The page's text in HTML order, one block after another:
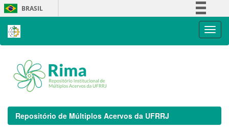
Skip
navigation
BRASIL
Repositório de Múltiplos Acervos da UFRRJ